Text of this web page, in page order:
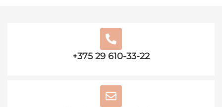
+375 29 610-33-22